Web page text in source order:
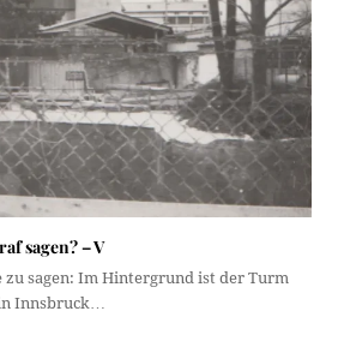
sagen? – V
zu sagen: Im Hintergrund ist der Turm
Innsbruck…